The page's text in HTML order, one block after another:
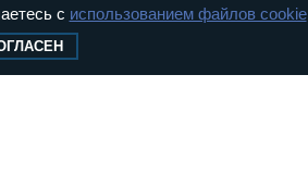
с использованием файлов cookie